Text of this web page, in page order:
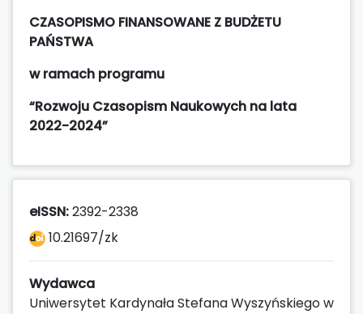
CZASOPISMO FINANSOWANE Z BUDŻETU
PAŃSTWA
w ramach programu
“Rozwoju Czasopism Naukowych na lata
2022-2024”
eISSN:2392-2338
10.21697/zk
Wydawca
Uniwersytet Kardynała Stefana Wyszyńskiego w